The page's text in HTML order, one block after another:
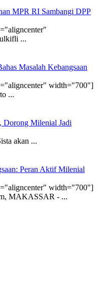
MPR RI Sambangi DPP
...
Masalah Kebangsaan
width="700"]
...
Dorong Milenial Jadi
akan ...
Peran Aktif Milenial
width="700"]
MAKASSAR - ...